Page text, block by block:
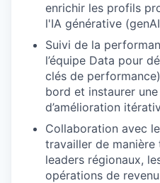
enrichir les profils
l'IA générative
Suivi de la
l’équipe Data pour
clés de
bord et instaurer
d’amélioration
Collaboration avec
travailler de manière
leaders régionaux,
opérations de